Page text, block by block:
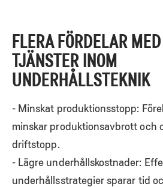
FLERA FÖRDELAR
TJÄNSTER INOM
UNDERHÅLLSTEKNIK
- Minskat produktionsstopp:
minskar produktionsavbrott och
driftstopp.
- Lägre underhållskostnader:
underhållsstrategier sparar tid